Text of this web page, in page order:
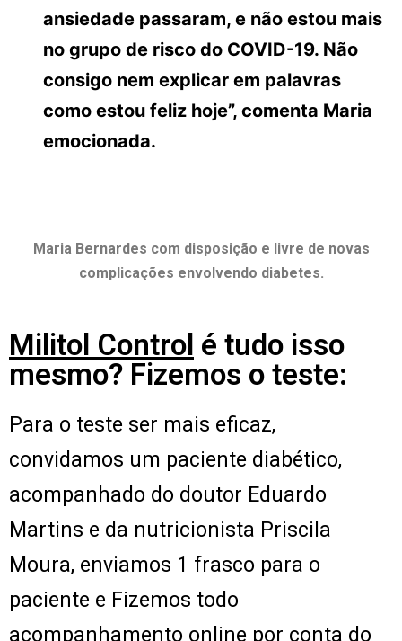
ansiedade passaram, e não estou mais
no grupo de risco do COVID-19. Não
consigo nem explicar em palavras
como estou feliz hoje”, comenta Maria
emocionada.
Maria Bernardes com disposição e livre de novas
complicações envolvendo diabetes.
Militol Control é tudo isso
mesmo? Fizemos o teste:
Para o teste ser mais eficaz,
convidamos um paciente diabético,
acompanhado do doutor Eduardo
Martins e da nutricionista Priscila
Moura, enviamos 1 frasco para o
paciente e Fizemos todo
acompanhamento online por conta do